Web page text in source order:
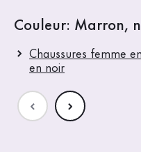
Couleur: Marron,
Chaussures femme
en noir